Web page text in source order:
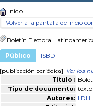
Inicio
Volver a la pantalla de inicio
Boletín Electoral
Público ISBD
[publicación periódica] Ver los
Título :
Tipo de documento:
Autores: